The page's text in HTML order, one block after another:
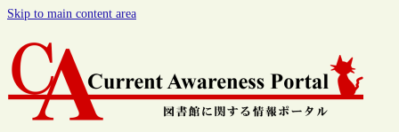
Skip to main content area